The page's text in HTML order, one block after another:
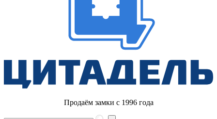
Продаём замки с 1996 года